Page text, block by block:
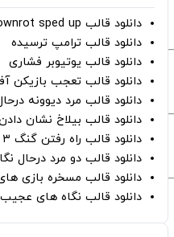
دانلود قالب perfect face - laydownrot sped up
دانلود قالب ترامپ ترسیده
دانلود قالب یوتیوبر فشاری
دانلود قالب تعجب بازیکن
دانلود قالب مرد دیوونه
دانلود قالب بیلاخ نشان
دانلود قالب راه رفتن گنگ ۳ شخصیت(پرده سبز)
دانلود قالب دو مرد درحال
دانلود قالب مسخره بازی
دانلود قالب نگاه های